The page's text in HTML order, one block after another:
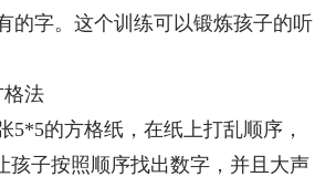
的字。这个训练可以锻炼孩子的听
法
的方格纸，在纸上打乱顺序，
孩子按照顺序找出数字，并且大声